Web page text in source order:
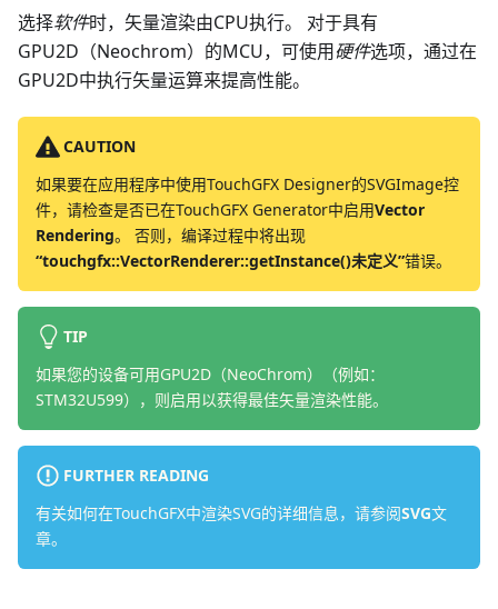
选择软件时，矢量渲染由CPU执行。 对于具有
GPU2D（Neochrom）的MCU，可使用硬件选项，通过在
GPU2D中执行矢量运算来提高性能。
CAUTION
如果要在应用程序中使用TouchGFX Designer的SVGImage控
件，请检查是否已在TouchGFX Generator中启用Vector
Rendering。 否则，编译过程中将出现
“touchgfx::VectorRenderer::getInstance()未定义”错误。
TIP
如果您的设备可用GPU2D（NeoChrom）（例如：
STM32U599），则启用以获得最佳矢量渲染性能。
FURTHER READING
有关如何在TouchGFX中渲染SVG的详细信息，请参阅SVG文
章。